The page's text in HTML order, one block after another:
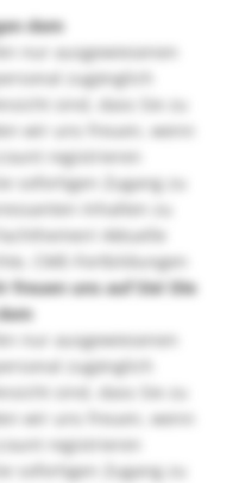
dem
nur ausgewiesenen
zugänglich
sind, dass Sie zu
wir uns freuen, wenn
registrieren
sofortigen Zugang zu
Inhalten zu
Aktuelle
CME-Fortbildungen
freuen uns auf Sie! Die
nur ausgewiesenen
zugänglich
sind, dass Sie zu
wir uns freuen, wenn
registrieren
sofortigen Zugang zu